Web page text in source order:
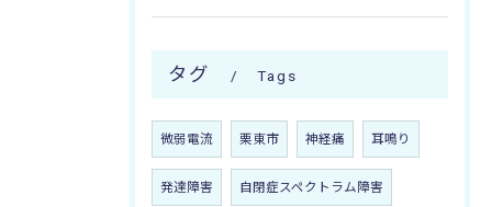
タグ Tags
微弱電流 栗東市 神経痛 耳鳴り
発達障害 自閉症スペクトラム障害